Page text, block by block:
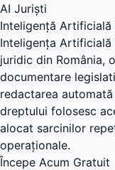
AI Juriști
Inteligență
Inteligența
juridic din România,
documentare
redactarea
dreptului folosesc
alocat sarcinilor
operaționale.
Începe Acum Gratuit